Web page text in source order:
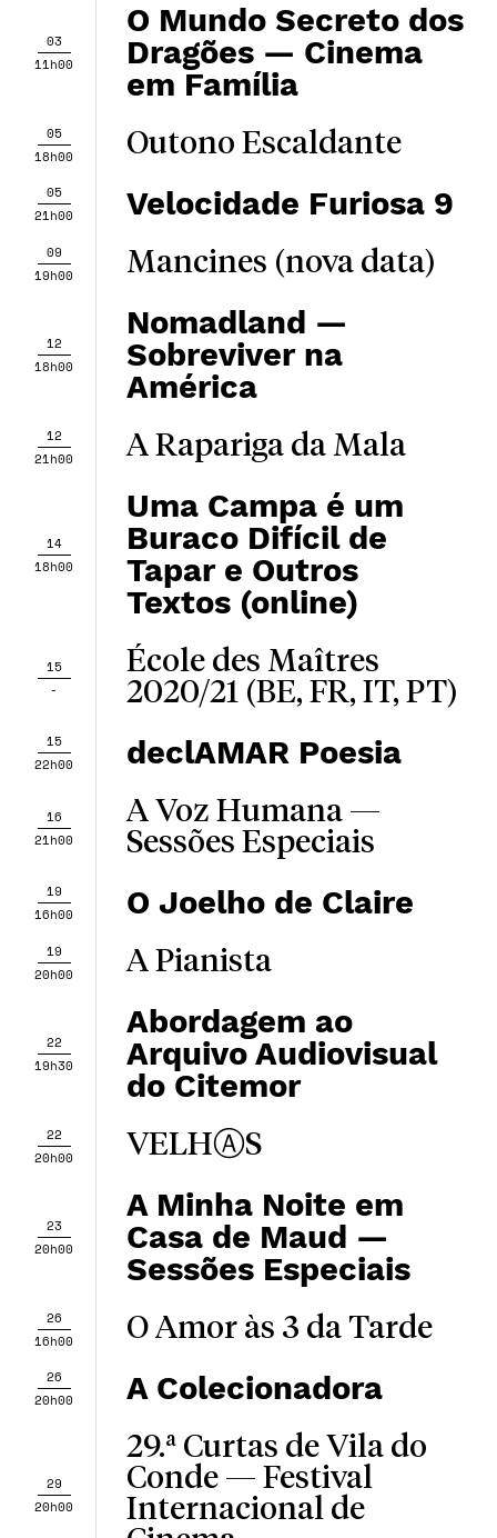
03
11h00
O Mundo Secreto dos
Dragões — Cinema
em Família
05
18h00
Outono Escaldante
05
21h00
Velocidade Furiosa 9
09
19h00
Mancines (nova data)
12
18h00
Nomadland —
Sobreviver na
América
12
21h00
A Rapariga da Mala
14
18h00
Uma Campa é um
Buraco Difícil de
Tapar e Outros
Textos (online)
15
-
École des Maîtres
2020/21 (BE, FR, IT, PT)
15
22h00
declAMAR Poesia
16
21h00
A Voz Humana —
Sessões Especiais
19
16h00
O Joelho de Claire
19
20h00
A Pianista
22
19h30
Abordagem ao
Arquivo Audiovisual
do Citemor
22
20h00
VELHⒶS
23
20h00
A Minha Noite em
Casa de Maud —
Sessões Especiais
26
16h00
O Amor às 3 da Tarde
26
20h00
A Colecionadora
29
20h00
29.ª Curtas de Vila do
Conde — Festival
Internacional de